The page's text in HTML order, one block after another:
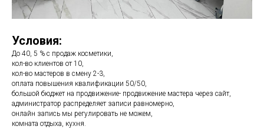
Условия:
До 40, 5 % с продаж косметики,
кол-во клиентов от 10,
кол-во мастеров в смену 2-3,
оплата повышения квалификации 50/50,
большой бюджет на продвижение- продвижение мастера через сайт,
администратор распределяет записи равномерно,
онлайн запись мы регулировать не можем,
комната отдыха, кухня.